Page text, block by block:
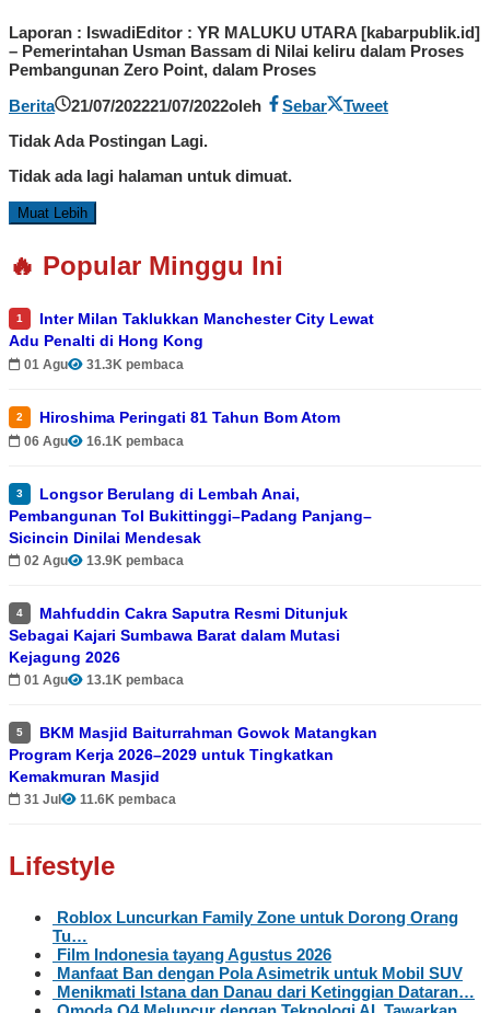
Laporan : IswadiEditor : YR MALUKU UTARA [kabarpublik.id]
– Pemerintahan Usman Bassam di Nilai keliru dalam Proses
Pembangunan Zero Point, dalam Proses
Berita
21/07/202221/07/2022oleh Sebar
Tweet
Tidak Ada Postingan Lagi.
Tidak ada lagi halaman untuk dimuat.
Muat Lebih
🔥 Popular Minggu Ini
1
Inter Milan Taklukkan Manchester City Lewat
Adu Penalti di Hong Kong
01 Agu 31.3K pembaca
2 Hiroshima Peringati 81 Tahun Bom Atom
06 Agu 16.1K pembaca
3
Longsor Berulang di Lembah Anai,
Pembangunan Tol Bukittinggi–Padang Panjang–
Sicincin Dinilai Mendesak
02 Agu 13.9K pembaca
4
Mahfuddin Cakra Saputra Resmi Ditunjuk
Sebagai Kajari Sumbawa Barat dalam Mutasi
Kejagung 2026
01 Agu 13.1K pembaca
5
BKM Masjid Baiturrahman Gowok Matangkan
Program Kerja 2026–2029 untuk Tingkatkan
Kemakmuran Masjid
31 Jul 11.6K pembaca
Lifestyle
Roblox Luncurkan Family Zone untuk Dorong Orang
Tu…
Film Indonesia tayang Agustus 2026
Manfaat Ban dengan Pola Asimetrik untuk Mobil SUV
Menikmati Istana dan Danau dari Ketinggian Dataran…